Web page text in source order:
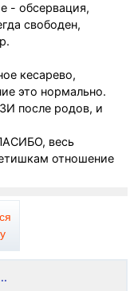
- обсервация,
свободен,
кесарево,
это нормально.
после родов, и
весь
отношение